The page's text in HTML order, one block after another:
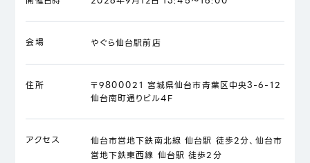
会場 やぐら仙台駅前店
住所
〒9800021 宮城県仙台市青葉区中央3-6-12
仙台南町通りビル4F
アクセス
仙台市営地下鉄南北線 仙台駅 徒歩2分、仙台市
営地下鉄東西線 仙台駅 徒歩2分